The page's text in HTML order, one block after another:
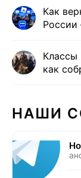
Как
Классы
как
НАШИ